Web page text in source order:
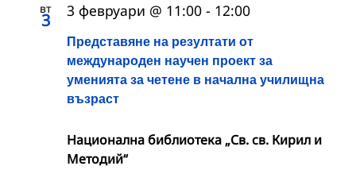
вт
3
Представяне на резултати от
международен научен проект за
уменията за четене в начална училищна
възраст
3 февруари @ 11:00 - 12:00
Национална библиотека „Св. св. Кирил и
Методий“